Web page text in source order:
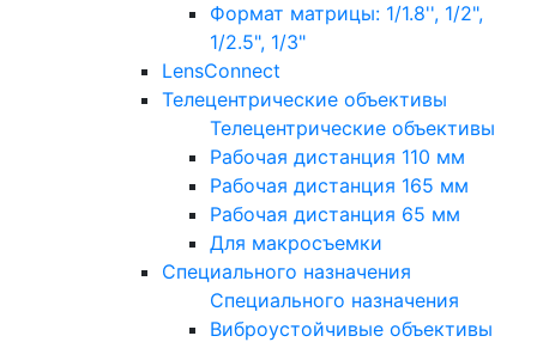
Формат матрицы: 1/1.8'', 1/2",
1/2.5", 1/3"
LensConnect
Телецентрические объективы
Телецентрические объективы
Рабочая дистанция 110 мм
Рабочая дистанция 165 мм
Рабочая дистанция 65 мм
Для макросъемки
Специального назначения
Специального назначения
Виброустойчивые объективы